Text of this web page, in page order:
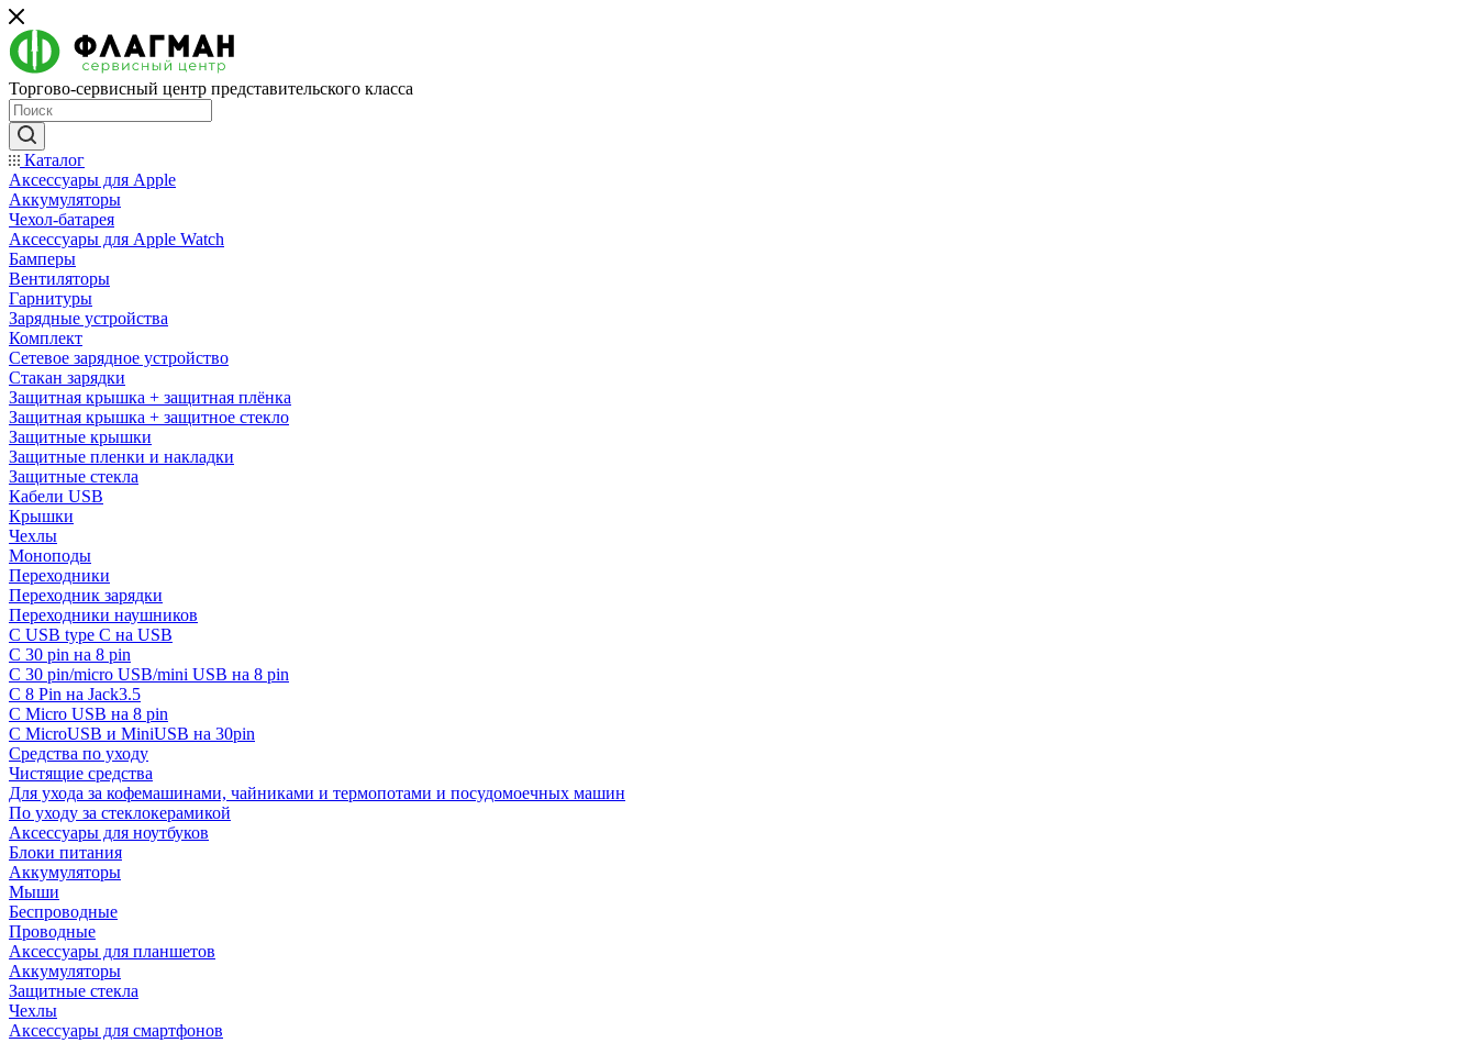
Торгово-сервисный центр представительского класса
Каталог
Аксессуары для Apple
Аккумуляторы
Чехол-батарея
Аксессуары для Apple Watch
Бамперы
Вентиляторы
Гарнитуры
Зарядные устройства
Комплект
Сетевое зарядное устройство
Стакан зарядки
Защитная крышка + защитная плёнка
Защитная крышка + защитное стекло
Защитные крышки
Защитные пленки и накладки
Защитные стекла
Кабели USB
Крышки
Чехлы
Моноподы
Переходники
Переходник зарядки
Переходники наушников
С USB type C на USB
С 30 pin на 8 pin
С 30 pin/micro USB/mini USB на 8 pin
С 8 Pin на Jack3.5
С Micro USB на 8 pin
С MicroUSB и MiniUSB на 30pin
Средства по уходу
Чистящие средства
Для ухода за кофемашинами, чайниками и термопотами и посудомоечных машин
По уходу за стеклокерамикой
Аксессуары для ноутбуков
Блоки питания
Аккумуляторы
Мыши
Беспроводные
Проводные
Аксессуары для планшетов
Аккумуляторы
Защитные стекла
Чехлы
Аксессуары для смартфонов